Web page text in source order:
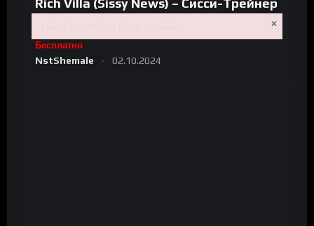
Rich Villa (Sissy News) – Сисси-Трейнер
Бесплатно
NstShemale 02.10.2024
×
Failed to initialize plugin: wplink